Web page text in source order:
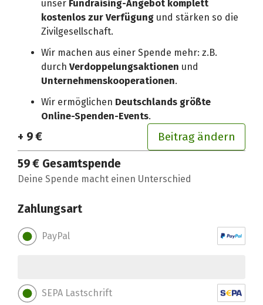
unser Fundraising-Angebot komplett
kostenlos zur Verfügung und stärken so die
Zivilgesellschaft.
Wir machen aus einer Spende mehr: z.B.
durchVerdoppelungsaktionen und
Unternehmenskooperationen.
Wir ermöglichen Deutschlands größte
Online-Spenden-Events.
+ 9 € Beitrag ändern
59 € Gesamtspende
Deine Spende macht einen Unterschied
Zahlungsart
PayPal
SEPA Lastschrift